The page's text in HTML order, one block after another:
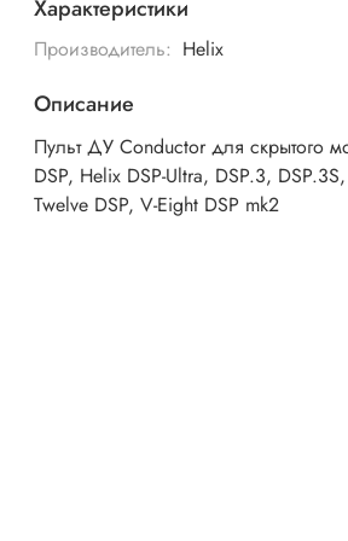
Характеристики
Производитель: Helix
Описание
Пульт ДУ Conductor для скрытого
DSP, Helix DSP-Ultra, DSP.3,
Twelve DSP, V-Eight DSP mk2